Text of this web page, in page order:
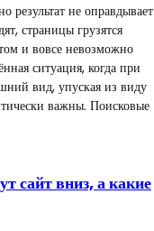
результат не оправдывает
страницы грузятся
и вовсе невозможно
ситуация, когда при
вид, упуская из виду
важны. Поисковые
сайт вниз, а какие